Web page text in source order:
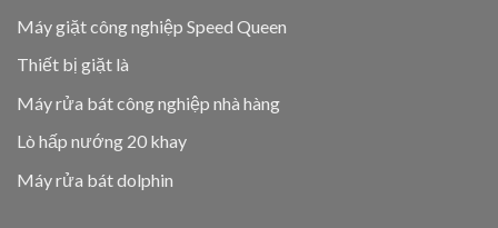
Máy giặt công nghiệp Speed Queen
Thiết bị giặt là
Máy rửa bát công nghiệp nhà hàng
Lò hấp nướng 20 khay
Máy rửa bát dolphin